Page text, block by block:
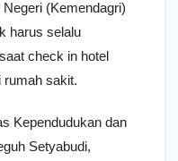
(Kemendagri)
harus selalu
check in hotel
rumah sakit.
Kependudukan dan
Setyabudi,